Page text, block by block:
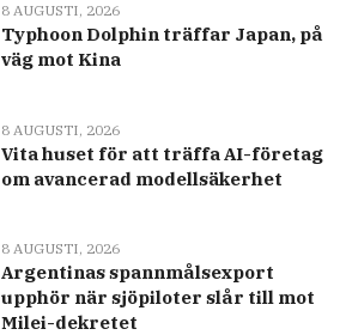
8 AUGUSTI, 2026
Typhoon Dolphin träffar Japan, på
väg mot Kina
8 AUGUSTI, 2026
Vita huset för att träffa AI-företag
om avancerad modellsäkerhet
8 AUGUSTI, 2026
Argentinas spannmålsexport
upphör när sjöpiloter slår till mot
Milei-dekretet